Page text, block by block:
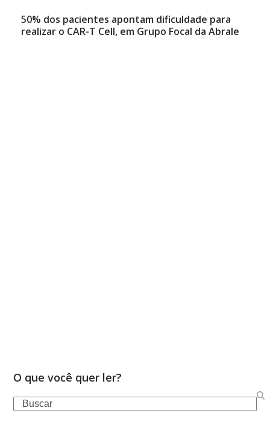
50% dos pacientes apontam dificuldade para
realizar o CAR-T Cell, em Grupo Focal da Abrale
O que você quer ler?
Search